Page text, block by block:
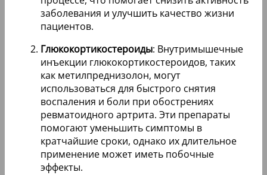
заболевания и улучшить качество жизни
пациентов.
Глюкокортикостероиды: Внутримышечные
инъекции глюкокортикостероидов, таких
как метилпреднизолон, могут
использоваться для быстрого снятия
воспаления и боли при обострениях
ревматоидного артрита. Эти препараты
помогают уменьшить симптомы в
кратчайшие сроки, однако их длительное
применение может иметь побочные
эффекты.